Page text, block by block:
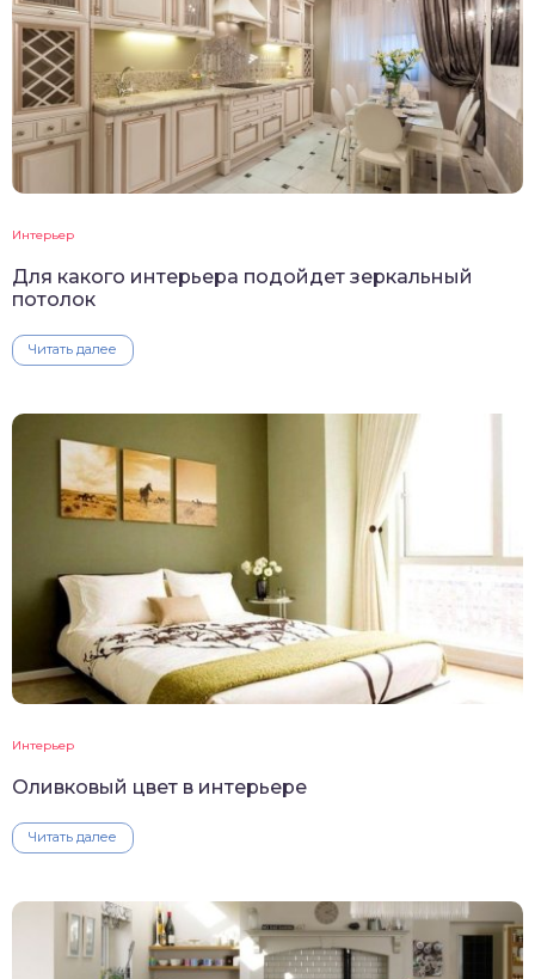
Интерьер
Для какого интерьера подойдет зеркальный
потолок
Читать далее
Интерьер
Оливковый цвет в интерьере
Читать далее